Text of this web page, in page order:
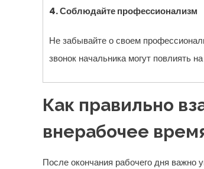
4. Соблюдайте профессионализм
Не забывайте о своем
звонок начальника могут повлиять
Как правильно
внерабочее
После окончания рабочего дня важно